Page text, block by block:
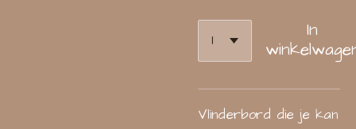
In
Vlinderbord die je kan